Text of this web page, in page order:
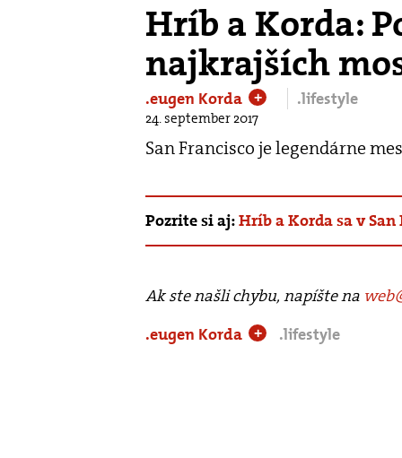
Hríb a Korda:
najkrajších
.eugen Korda + .lifestyle
24. september 2017
San Francisco je legendárne
Pozrite si aj:Hríb a Korda sa v
Ak ste našli chybu, napíšte na
.eugen Korda
+ .lifestyle